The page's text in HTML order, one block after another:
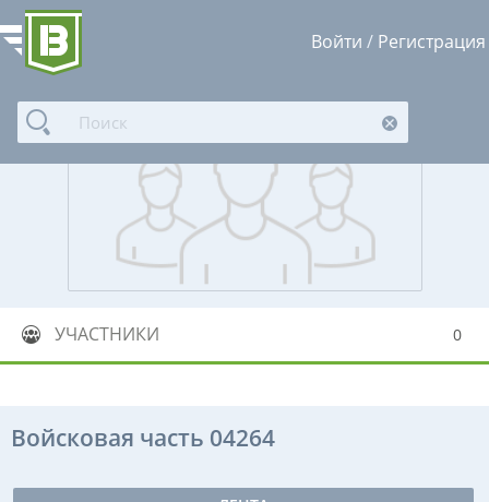
Войти / Регистрация
УЧАСТНИКИ 0
Войсковая часть 04264